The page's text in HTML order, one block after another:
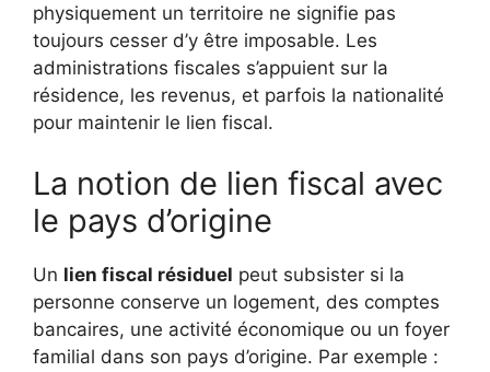
physiquement un territoire ne signifie pas
toujours cesser d’y être imposable. Les
administrations fiscales s’appuient sur la
résidence, les revenus, et parfois la nationalité
pour maintenir le lien fiscal.
La notion de lien fiscal avec
le pays d’origine
Un lien fiscal résiduel peut subsister si la
personne conserve un logement, des comptes
bancaires, une activité économique ou un foyer
familial dans son pays d’origine. Par exemple :